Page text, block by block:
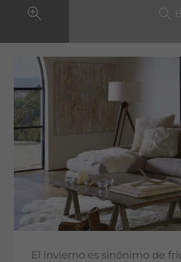
El invierno es sinónimo de